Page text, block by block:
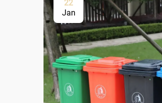
22
Jan